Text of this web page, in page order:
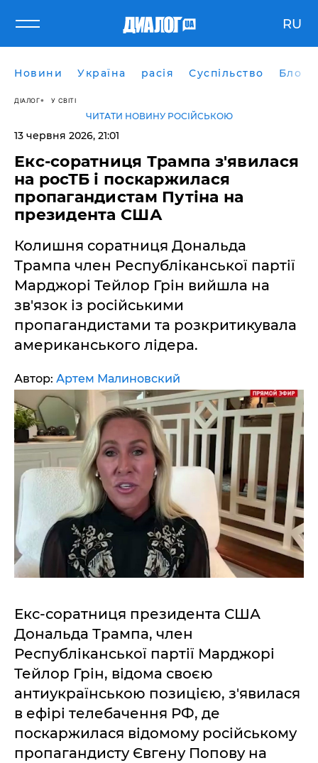
RU
Новини Україна расія Суспільство Блоги
ДІАЛОГ У СВІТІ
ЧИТАТИ НОВИНУ РОСІЙСЬКОЮ
13 червня 2026, 21:01
​Екс-соратниця Трампа з'явилася
на росТБ і поскаржилася
пропагандистам Путіна на
президента США
Колишня соратниця Дональда
Трампа член Республіканської партії
Марджорі Тейлор Грін вийшла на
зв'язок із російськими
пропагандистами та розкритикувала
американського лідера.
Автор: Артем Малиновский
Екс-соратниця президента США
Дональда Трампа, член
Республіканської партії Марджорі
Тейлор Грін, відома своєю
антиукраїнською позицією, з'явилася
в ефірі телебачення РФ, де
поскаржилася відомому російському
пропагандисту Євгену Попову на